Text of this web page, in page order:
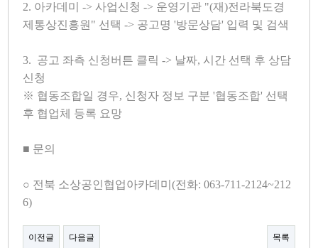
2. 아카데미-> 사업신청-> 운영기관 "(재)전라북도경
제통상진흥원" 선택 -> 공고명 '방문상담' 입력 및 검색
3. 공고 좌측 신청버튼 클릭-> 날짜, 시간 선택 후 상담
신청
※ 협동조합일 경우, 신청자 정보 구분 '협동조합' 선택
후 협업체 등록 요망
■ 문의
○ 전북 소상공인협업아카데미(전화: 063-711-2124~212
6)
이전글 다음글 목록